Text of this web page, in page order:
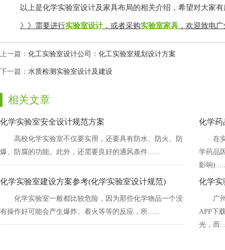
以上是化学实验室设计及家具布局的相关介绍，希望对大家有所帮
》》需要进行实验室设计，或者采购实验室家具 ，欢迎致
上一篇： 化工实验室设计公司：化工实验室规划设计方案
下一篇： 水质检测实验室设计及建设
相关文章
化学实验室安全设计规范方案
高校化学实验室不仅要实用，还要具有防水、防火、防
爆、防腐的功能。此外，还需要良好的通风条件......
化学药
在
学药品因
影响
化学实验室建设方案参考(化学实验室设计规范)
化学实验室一般都比较危险，因为那些化学物品一个没
有操作好可能会产生爆炸、着火等等的反应，所......
化学实
广
APP下
光，而